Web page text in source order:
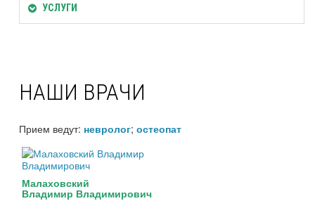
УСЛУГИ
НАШИ ВРАЧИ
Прием ведут: невролог; остеопат
Малаховский
Владимир Владимирович